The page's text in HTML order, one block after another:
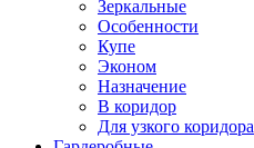
Зеркальные
Особенности
Купе
Эконом
Назначение
В коридор
Для узкого коридора